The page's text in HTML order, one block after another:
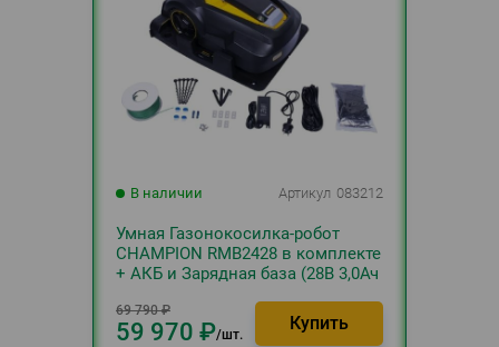
В наличии Артикул 083212
Умная Газонокосилка-робот
CHAMPION RMB2428 в комплекте
+ АКБ и Зарядная база (28В 3,0Ач
69 790 ₽
59 970 ₽ шт.